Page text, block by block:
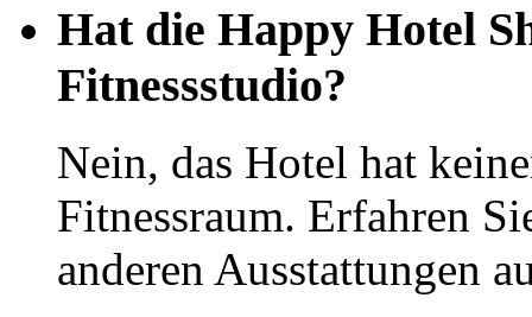
Hat die Happy Hotel
Fitnessstudio?
Nein, das Hotel hat
Fitnessraum. Erfahren
anderen Ausstattungen